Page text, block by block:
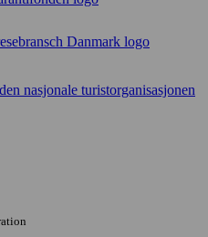
Danmark logo
nasjonale turistorganisasjonen